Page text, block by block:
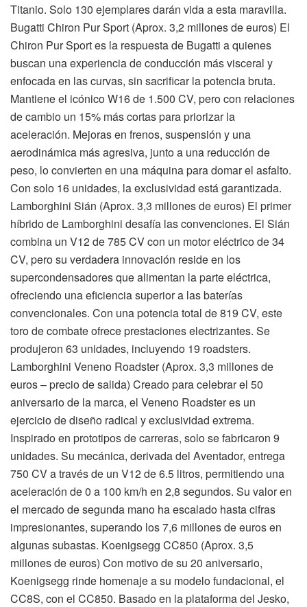
Titanio. Solo 130 ejemplares darán vida a esta maravilla.
Bugatti Chiron Pur Sport (Aprox. 3,2 millones de euros) El
Chiron Pur Sport es la respuesta de Bugatti a quienes
buscan una experiencia de conducción más visceral y
enfocada en las curvas, sin sacrificar la potencia bruta.
Mantiene el icónico W16 de 1.500 CV, pero con relaciones
de cambio un 15% más cortas para priorizar la
aceleración. Mejoras en frenos, suspensión y una
aerodinámica más agresiva, junto a una reducción de
peso, lo convierten en una máquina para domar el asfalto.
Con solo 16 unidades, la exclusividad está garantizada.
Lamborghini Sián (Aprox. 3,3 millones de euros) El primer
híbrido de Lamborghini desafía las convenciones. El Sián
combina un V12 de 785 CV con un motor eléctrico de 34
CV, pero su verdadera innovación reside en los
supercondensadores que alimentan la parte eléctrica,
ofreciendo una eficiencia superior a las baterías
convencionales. Con una potencia total de 819 CV, este
toro de combate ofrece prestaciones electrizantes. Se
produjeron 63 unidades, incluyendo 19 roadsters.
Lamborghini Veneno Roadster (Aprox. 3,3 millones de
euros – precio de salida) Creado para celebrar el 50
aniversario de la marca, el Veneno Roadster es un
ejercicio de diseño radical y exclusividad extrema.
Inspirado en prototipos de carreras, solo se fabricaron 9
unidades. Su mecánica, derivada del Aventador, entrega
750 CV a través de un V12 de 6.5 litros, permitiendo una
aceleración de 0 a 100 km/h en 2,8 segundos. Su valor en
el mercado de segunda mano ha escalado hasta cifras
impresionantes, superando los 7,6 millones de euros en
algunas subastas. Koenigsegg CC850 (Aprox. 3,5
millones de euros) Con motivo de su 20 aniversario,
Koenigsegg rinde homenaje a su modelo fundacional, el
CC8S, con el CC850. Basado en la plataforma del Jesko,